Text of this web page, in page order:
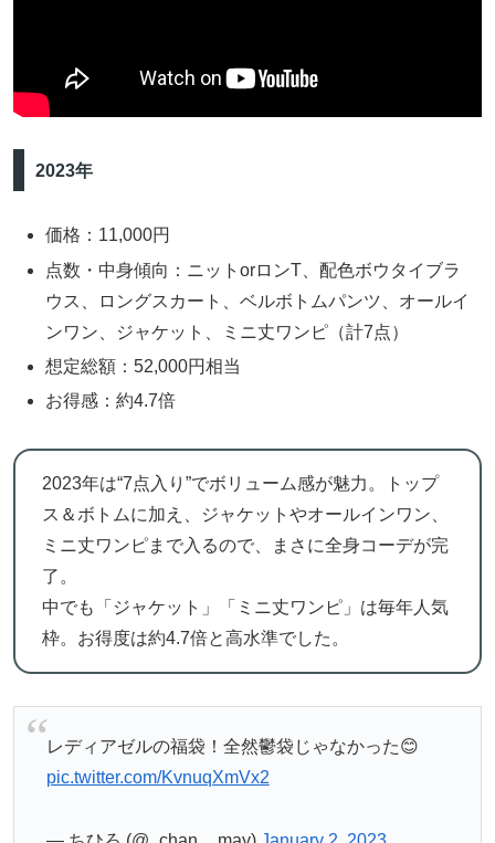
2023年
価格：11,000円
点数・中身傾向：ニットorロンT、配色ボウタイブラ
ウス、ロングスカート、ベルボトムパンツ、オールイ
ンワン、ジャケット、ミニ丈ワンピ（計7点）
想定総額：52,000円相当
お得感：約4.7倍
2023年は“7点入り”でボリューム感が魅力。トップ
ス＆ボトムに加え、ジャケットやオールインワン、
ミニ丈ワンピまで入るので、まさに全身コーデが完
了。
中でも「ジャケット」「ミニ丈ワンピ」は毎年人気
枠。お得度は約4.7倍と高水準でした。
レディアゼルの福袋！全然鬱袋じゃなかった😊
pic.twitter.com/KvnuqXmVx2